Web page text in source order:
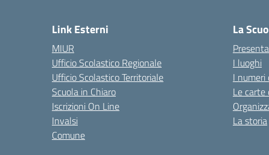
Link Esterni
MIUR
Ufficio Scolastico Regionale
Ufficio Scolastico Territoriale
Scuola in Chiaro
Iscrizioni On Line
Invalsi
Comune
La
I luoghi
I numeri
Le carte
La storia